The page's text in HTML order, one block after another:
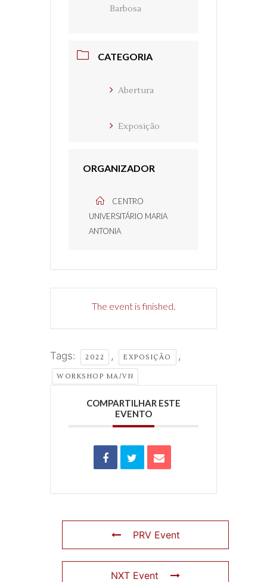
Barbosa
CATEGORIA
Abertura
Exposição
ORGANIZADOR
CENTRO
UNIVERSITÁRIO MARIA
ANTONIA
The event is finished.
Tags: 2022 , EXPOSIÇÃO ,
WORKSHOP MA/VN
COMPARTILHAR ESTE
EVENTO
PRV Event
NXT Event